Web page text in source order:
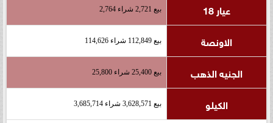
عيار 18 بيع 2,721 شراء 2,764
الاونصة بيع 112,849 شراء 114,626
الجنيه الذهب بيع 25,400 شراء 25,800
الكيلو بيع 3,628,571 شراء 3,685,714